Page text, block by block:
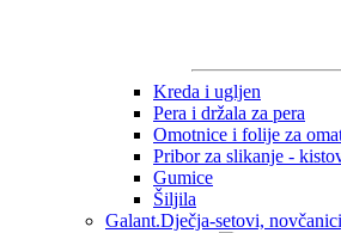
Kreda i ugljen
Pera i držala za pera
Omotnice i folije za
Pribor za slikanje -
Gumice
Šiljila
Galant.Dječja-setovi,